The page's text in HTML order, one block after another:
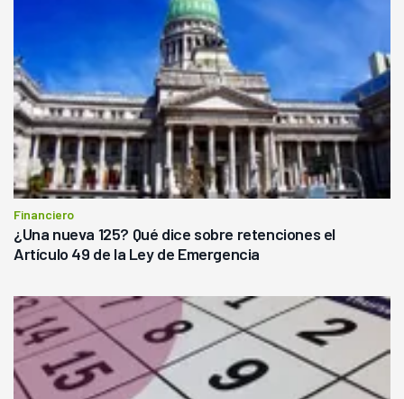
Financiero
¿Una nueva 125? Qué dice sobre retenciones el
Artículo 49 de la Ley de Emergencia